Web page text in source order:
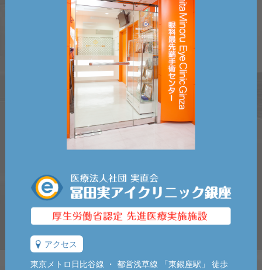
アクセス
東京メトロ日比谷線 ・ 都営浅草線 「東銀座駅」 徒歩